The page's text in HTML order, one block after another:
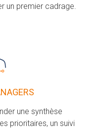
un premier cadrage.
une synthèse
prioritaires, un suivi